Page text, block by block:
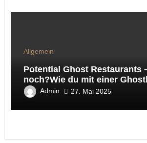
Allgemein
Potential Ghost Restaurants
noch?Wie du mit einer
virtuelle Marken auf
testest und daraus ein
Gastro‑Konzept entwickelst
Admin 27. Mai 2025